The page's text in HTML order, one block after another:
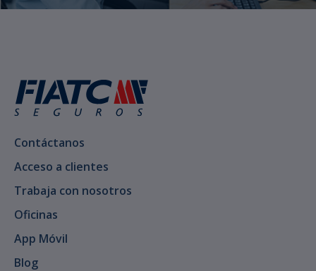
Contáctanos
Acceso a clientes
Trabaja con nosotros
Oficinas
App Móvil
Blog